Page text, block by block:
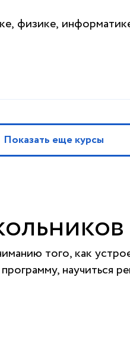
физике,
Показать еще курсы
того, как
научиться